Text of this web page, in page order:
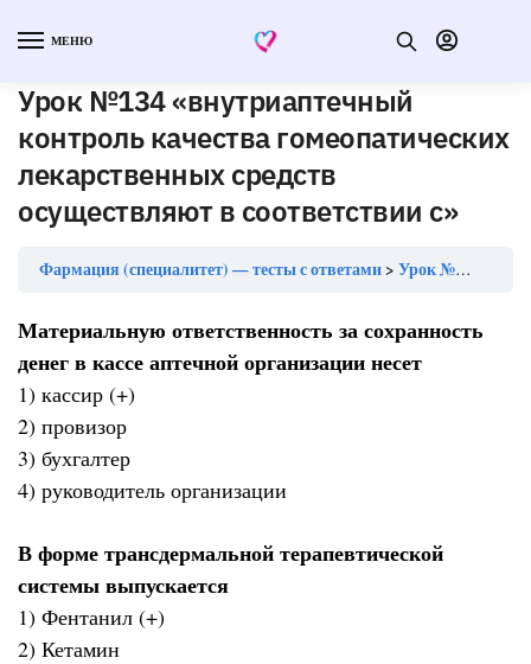
МЕНЮ
Урок №134 «внутриаптечный
контроль качества гомеопатических
лекарственных средств
осуществляют в соответствии с»
Фармация (специалитет) — тесты с ответами Урок №134 «внутриаптечный контроль качества гомеопатических лекарственных средств осуществляют в соответствии с»
Материальную ответственность за сохранность
денег в кассе аптечной организации несет
1) кассир (+)
2) провизор
3) бухгалтер
4) руководитель организации
В форме трансдермальной терапевтической
системы выпускается
1) Фентанил (+)
2) Кетамин